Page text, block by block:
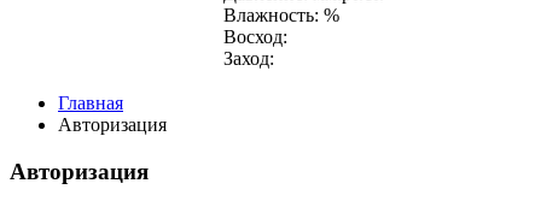
Влажность: %
Восход:
Заход:
Главная
Авторизация
Авторизация